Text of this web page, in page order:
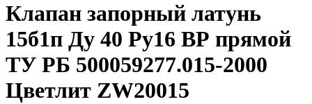
Клапан запорный латунь
15б1п Ду 40 Ру16 ВР прямой
ТУ РБ 500059277.015-2000
Цветлит ZW20015